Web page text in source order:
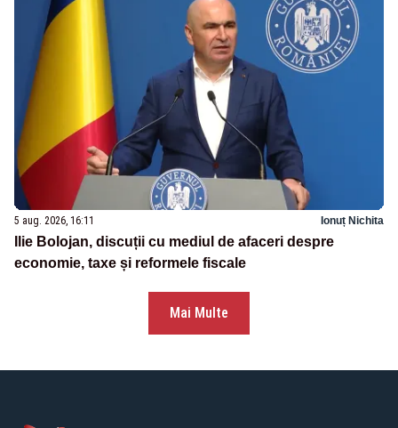
5 aug. 2026, 16:11 Ionuț Nichita
Ilie Bolojan, discuții cu mediul de afaceri despre
economie, taxe și reformele fiscale
Mai Multe